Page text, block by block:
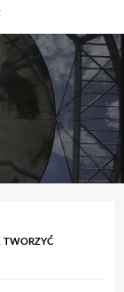
TWORZYĆ